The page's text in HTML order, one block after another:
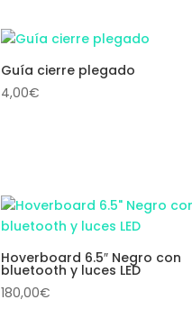
Guía cierre plegado
4,00€
Hoverboard 6.5″ Negro con
bluetooth y luces LED
180,00€